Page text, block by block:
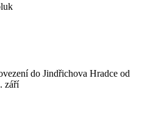
do Jindřichova Hradce od
září